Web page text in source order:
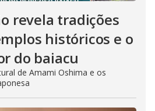
revela tradições
históricos e o
do baiacu
de Amami Oshima e os